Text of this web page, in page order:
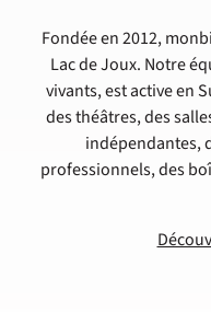
Fondée en 2012,
Lac de Joux. Notre
vivants, est active en
des théâtres, des
indépendantes,
professionnels, des